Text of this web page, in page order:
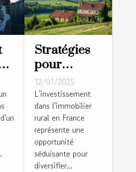
Stratégies
pour
investir
dans
l'immobilier
rural en
France
12/01/2025
L'investissement
dans l'immobilier
rural en France
représente une
opportunité
séduisante pour
diversifier...